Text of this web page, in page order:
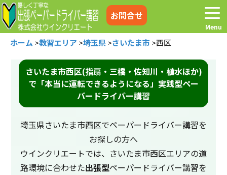
お問合せ
ホーム お電話はこちら
お客様の声 コラム&トピックス
ホーム >教習エリア >埼玉県>さいたま市 >西区
さいたま市西区(指扇・三橋・佐知川・植水ほか)
で「本当に運転できるようになる」実践型ペー
パードライバー講習
埼玉県さいたま市西区でペーパードライバー講習を
お探しの方へ
ウインクリエートでは、さいたま市西区エリアの道
路環境に合わせた出張型ペーパードライバー講習を